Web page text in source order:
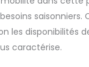
saisonniers.
les disponibilités
caractérise.